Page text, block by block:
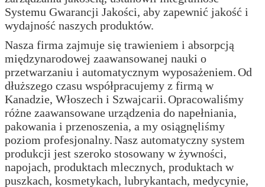
Systemu Gwarancji Jakości, aby zapewnić jakość i
wydajność naszych produktów.
Nasza firma zajmuje się trawieniem i absorpcją
międzynarodowej zaawansowanej nauki o
przetwarzaniu i automatycznym wyposażeniem.Od
dłuższego czasu współpracujemy z firmą w
Kanadzie, Włoszech i Szwajcarii.Opracowaliśmy
różne zaawansowane urządzenia do napełniania,
pakowania i przenoszenia, a my osiągnęliśmy
poziom profesjonalny.Nasz automatyczny system
produkcji jest szeroko stosowany w żywności,
napojach, produktach mlecznych, produktach w
puszkach, kosmetykach, lubrykantach, medycynie,